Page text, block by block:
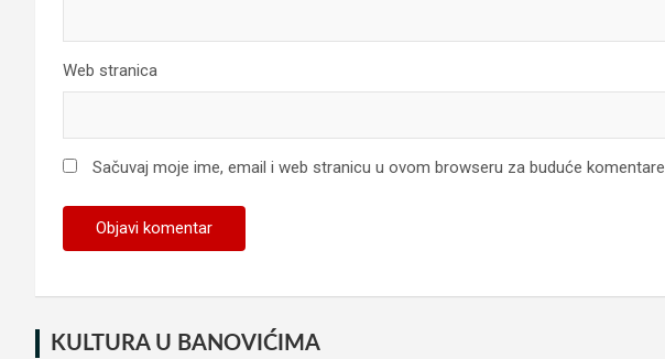
Web stranica
Sačuvaj moje ime, email i web stranicu u ovom browseru za buduće komentare.
KULTURA U BANOVIĆIMA